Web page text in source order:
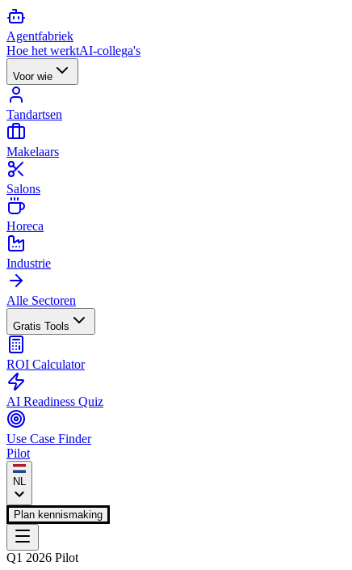
Agentfabriek
Hoe het werktAI-collega's
Voor wie
Tandartsen
Makelaars
Salons
Horeca
Industrie
Alle Sectoren
Gratis Tools
ROI Calculator
AI Readiness Quiz
Use Case Finder
Pilot
NL
Plan kennismaking
Q1 2026 Pilot